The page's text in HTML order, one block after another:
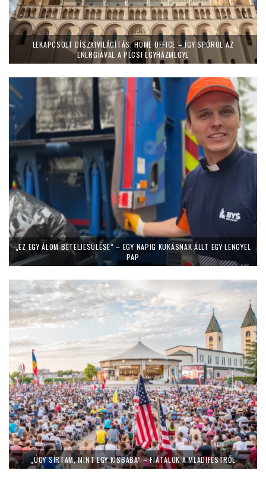
LEKAPCSOLT DÍSZKIVILÁGÍTÁS, HOME OFFICE – ÍGY SPÓROL AZ
ENERGIÁVAL A PÉCSI EGYHÁZMEGYE
„EZ EGY ÁLOM BETELJESÜLÉSE” – EGY NAPIG KUKÁSNAK ÁLLT EGY LENGYEL
PAP
„ÚGY SÍRTAM, MINT EGY KISBABA” – FIATALOK A MLADIFESTRŐL